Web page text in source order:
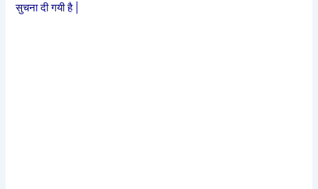
सुचना दी गयी है |